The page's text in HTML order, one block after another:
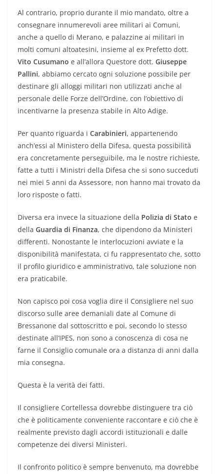
Al contrario, proprio durante il mio mandato, oltre a
consegnare innumerevoli aree militari ai Comuni,
anche a quello di Merano, e palazzine ai militari in
molti comuni altoatesini, insieme al ex Prefetto dott.
Vito Cusumano e all’allora Questore dott. Giuseppe
Pallini, abbiamo cercato ogni soluzione possibile per
destinare gli alloggi militari non utilizzati anche al
personale delle Forze dell’Ordine, con l’obiettivo di
incentivarne la presenza stabile in Alto Adige.
Per quanto riguarda i Carabinieri, appartenendo
anch’essi al Ministero della Difesa, questa possibilità
era concretamente perseguibile, ma le nostre richieste,
fatte a tutti i Ministri della Difesa che si sono succeduti
nei miei 5 anni da Assessore, non hanno mai trovato da
loro risposte o fatti.
Diversa era invece la situazione della Polizia di Stato e
della Guardia di Finanza, che dipendono da Ministeri
differenti. Nonostante le interlocuzioni avviate e la
disponibilità manifestata, ci fu rappresentato che, sotto
il profilo giuridico e amministrativo, tale soluzione non
era praticabile.
Non capisco poi cosa voglia dire il Consigliere nel suo
discorso sulle aree demaniali date al Comune di
Bressanone dal sottoscritto e poi, secondo lo stesso
destinate all’IPES, non sono a conoscenza di cosa ne
farne il Consiglio comunale ora a distanza di anni dalla
mia consegna.
Questa è la verità dei fatti.
Il consigliere Cortellessa dovrebbe distinguere tra ciò
che è politicamente conveniente raccontare e ciò che è
realmente previsto dagli accordi istituzionali e dalle
competenze dei diversi Ministeri.
Il confronto politico è sempre benvenuto, ma dovrebbe